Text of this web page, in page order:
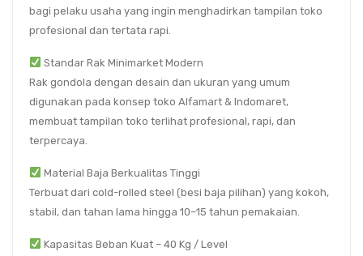
bagi pelaku usaha yang ingin menghadirkan tampilan toko
profesional dan tertata rapi.
Standar Rak Minimarket Modern
Rak gondola dengan desain dan ukuran yang umum
digunakan pada konsep toko Alfamart & Indomaret,
membuat tampilan toko terlihat profesional, rapi, dan
terpercaya.
Material Baja Berkualitas Tinggi
Terbuat dari cold-rolled steel (besi baja pilihan) yang kokoh,
stabil, dan tahan lama hingga 10–15 tahun pemakaian
Kapasitas Beban Kuat – 40 Kg / Level